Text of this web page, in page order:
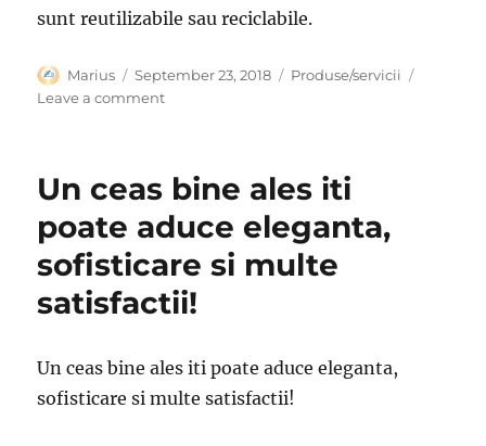
sunt reutilizabile sau reciclabile.
Author
Marius
Posted
on
September 23, 2018 Categories
Produse/servicii
Leave a commenton
Un ceas bine ales iti
poate aduce eleganta,
sofisticare si multe
satisfactii!
Un ceas bine ales iti poate aduce eleganta,
sofisticare si multe satisfactii!